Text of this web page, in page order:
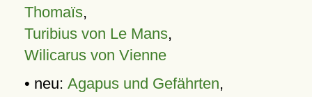
Thomaïs,
Turibius von Le Mans,
Wilicarus von Vienne
• neu: Agapus und Gefährten,